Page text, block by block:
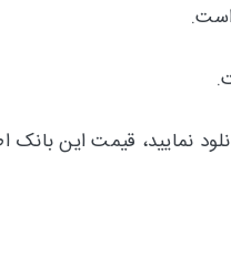
است.
نمایید، قیمت این